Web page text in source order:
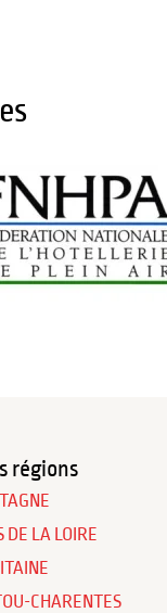
régions
DE LA LOIRE
CHARENTES